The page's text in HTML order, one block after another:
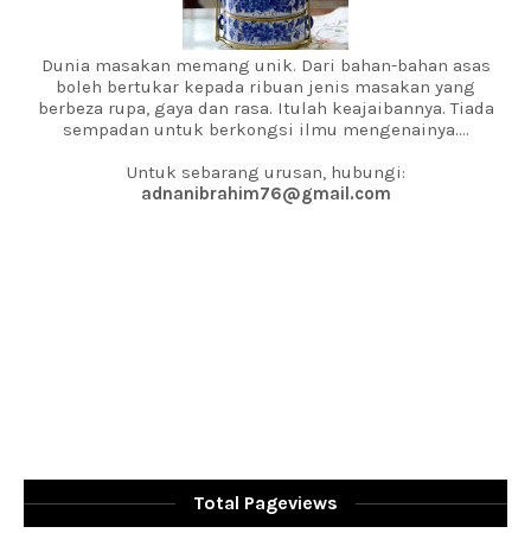
Dunia masakan memang unik. Dari bahan-bahan asas
boleh bertukar kepada ribuan jenis masakan yang
berbeza rupa, gaya dan rasa. Itulah keajaibannya. Tiada
sempadan untuk berkongsi ilmu mengenainya....
Untuk sebarang urusan, hubungi:
adnanibrahim76@gmail.com
Total Pageviews